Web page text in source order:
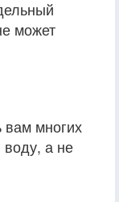
может
вам многих
воду, а не